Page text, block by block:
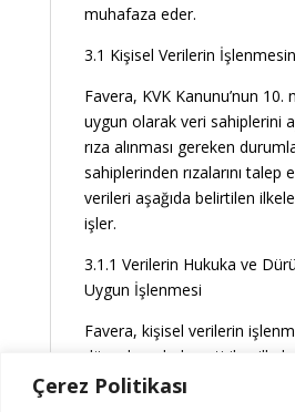
Çerez Politikası
muhafaza eder.
3.1 Kişisel Verilerin
Favera, KVK Kanunu’nun 10.
uygun olarak veri sahiplerini
rıza alınması gereken
sahiplerinden rızalarını talep
verileri aşağıda belirtilen
işler.
3.1.1 Verilerin Hukuka ve
Uygun İşlenmesi
Favera, kişisel verilerin
düzenlemelerle getirilen
ve dürüstlük kuralına uygun